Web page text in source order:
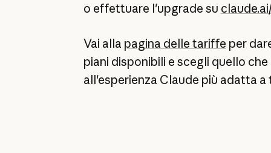
o effettuare l'upgrade su
Vai alla pagina delle tariffe per
piani disponibili e scegli quello
all'esperienza Claude più adatta a